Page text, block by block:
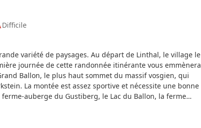
Difficile
variété de paysages. Au départ de Linthal, le village le
journée de cette randonnée itinérante vous emmènera
Ballon, le plus haut sommet du massif vosgien, qui
La montée est assez sportive et nécessite une bonne
auberge du Gustiberg, le Lac du Ballon, la ferme